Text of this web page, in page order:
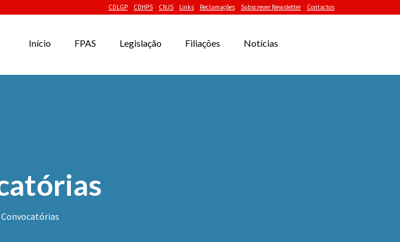
CDLGP CDHPS CNJS Links Reclamações Subscrever Newsletter Contactos
Início FPAS Legislação Filiações Notícias
Convocatórias